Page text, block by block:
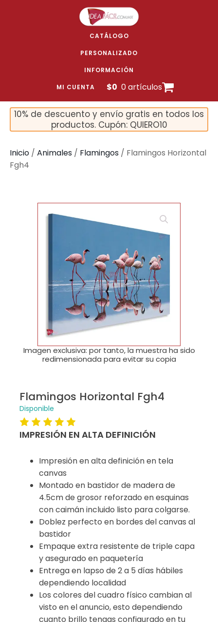
CATÁLOGO
PERSONALIZADO
INFORMACIÓN
MI CUENTA $0 0 artículos
10% de descuento y envío gratis en todos los
productos. Cupón: QUIERO10
Inicio / Animales / Flamingos / Flamingos Horizontal
Fgh4
🔍
Imagen exclusiva: por tanto, la muestra ha sido
redimensionada para evitar su copia
Flamingos Horizontal Fgh4
Disponible
IMPRESIÓN EN ALTA DEFINICIÓN
Impresión en alta definición en tela
canvas
Montado en bastidor de madera de
4.5cm de grosor reforzado en esquinas
con caimán incluido listo para colgarse.
Doblez perfecto en bordes del canvas al
bastidor
Empaque extra resistente de triple capa
y asegurado en paquetería
Entrega en lapso de 2 a 5 días hábiles
dependiendo localidad
Los colores del cuadro físico cambian al
visto en el anuncio, esto dependiendo
cuanto brillo tengas configurado en tu